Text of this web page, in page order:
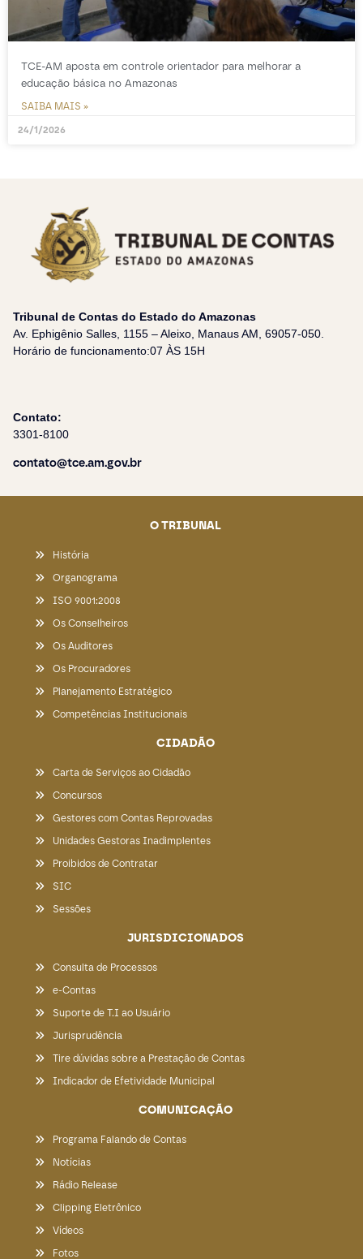
TCE-AM aposta em controle orientador para melhorar a
educação básica no Amazonas
SAIBA MAIS »
24/1/2026
Tribunal de Contas do Estado do Amazonas
Av. Ephigênio Salles, 1155 – Aleixo, Manaus AM, 69057-050.
Horário de funcionamento:07 ÀS 15H
Contato:
3301-8100
contato@tce.am.gov.br
O TRIBUNAL
História
Organograma
ISO 9001:2008
Os Conselheiros
Os Auditores
Os Procuradores
Planejamento Estratégico
Competências Institucionais
CIDADÃO
Carta de Serviços ao Cidadão
Concursos
Gestores com Contas Reprovadas
Unidades Gestoras Inadimplentes
Proibidos de Contratar
SIC
Sessões
JURISDICIONADOS
Consulta de Processos
e-Contas
Suporte de T.I ao Usuário
Jurisprudência
Tire dúvidas sobre a Prestação de Contas
Indicador de Efetividade Municipal
COMUNICAÇÃO
Programa Falando de Contas
Notícias
Rádio Release
Clipping Eletrônico
Vídeos
Fotos